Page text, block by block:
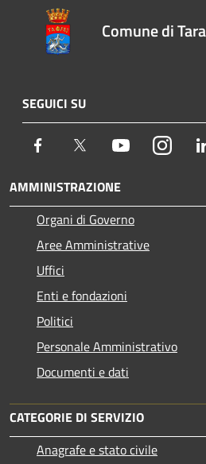
Comune di
SEGUICI SU
Facebook Twitter Youtube
AMMINISTRAZIONE
Organi di Governo
Aree Amministrative
Uffici
Enti e fondazioni
Politici
Personale Amministrativo
Documenti e dati
CATEGORIE DI SERVIZIO
Anagrafe e stato civile